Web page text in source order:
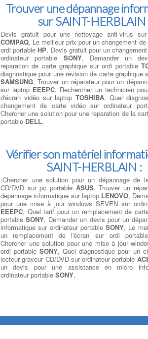
Trouver une dépannage
sur SAINT-HERBLAIN
Devis gratuit pour une nettoyage anti-virus
COMPAQ, Le meilleur prix pour un changement
ordi portable HP, Devis gratuit pour un
ordinateur portable SONY, Demander un
reparation de carte graphique sur ordi portable
diagnostique pour une révision de carte graphique
SAMSUNG, Trouver un réparateur pour un
sur laptop EEEPC, Rechercher un technicien
d'écran vidéo sur laptop TOSHIBA, Quel
changement de carte vidéo sur ordinateur
Chercher une solution pour une reparation de la
portable DELL,
Vérifier son matériel
SAINT-HERBLAIN :
;Chercher une solution pour un dépannage de
CD/DVD sur pc portable ASUS, Trouver un
depannage informatique sur laptop LENOVO,
pour une mise à jour windows SEVEN sur
EEEPC, Quel tarif pour un remplacement de
portableSONY, Demander un devis pour un
informatique sur ordinateur portable SONY, Le
un remplacement de l'écran sur ordi
Chercher une solution pour une mise à jour
ordi portable SONY, Quel diagnostique pour un
lecteur graveur CD/DVD sur ordinateur portable
un devis pour une assistance en micro
ordinateur portable SONY,